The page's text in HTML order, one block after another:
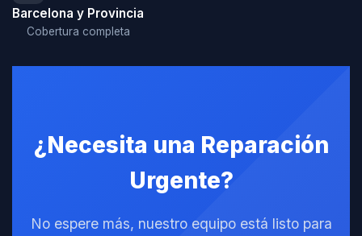
Barcelona y Provincia
Cobertura completa
¿Necesita una Reparación
Urgente?
No espere más, nuestro equipo está listo para